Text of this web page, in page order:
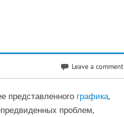
Leave a comment
представленного графика,
проблем,